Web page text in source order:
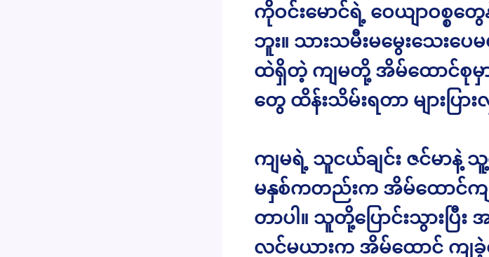
ကိုဝင်းမောင်ရဲ့ ဝေယျာဝစ္စတွ
ဘူး။ သားသမီးမမွေးသေးပ
ထဲရှိတဲ့ ကျမတို့ အိမ်ထောင်စုမှ
တွေ ထိန်းသိမ်းရတာ များပြာ
ကျမရဲ့ သူငယ်ချင်း ဇင်မာနဲ့
မနှစ်ကတည်းက အိမ်ထောင်ကျပ
တာပါ။ သူတို့ပြောင်းသွားပြီ
လင်မယားက အိမ်ထောင် ကျခဲ့